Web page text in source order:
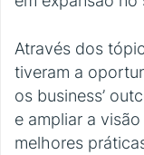
Através dos
tiveram a
os business’
e ampliar a
melhores